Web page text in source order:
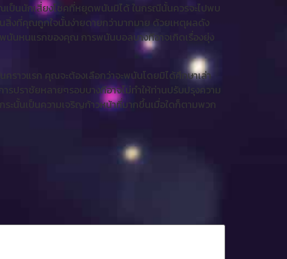
ป็นนักเสี่ยงโชคที่หยุดพนันมิได้ ในกรณีนั้นควรจะไปพบ
สิ่งที่คุณถูกใจนั้นง่ายดายกว่ามากมาย ด้วยเหตุผลดัง
นันหนแรกของคุณ การพนันบอลบางทีอาจเกิดเรื่องยุ่ง
ราวแรก คุณจะต้องเลือกว่าจะพนันโดยมิได้ศึกษาเล่า
รปราชัยหลายๆรอบบางทีอาจไม่ทำให้ท่านปรับปรุงความ
ะนั้นเป็นความเจริญก้าวหน้าที่มากขึ้นเมื่อใดก็ตามพวก